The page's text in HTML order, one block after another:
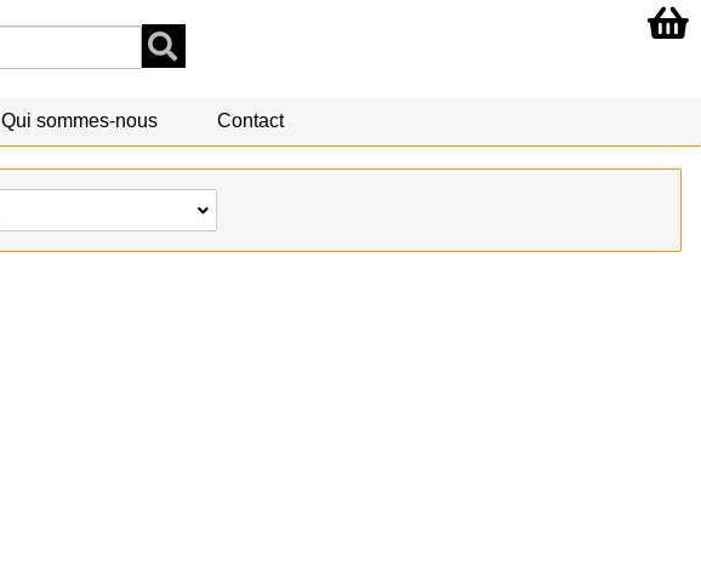
Qui sommes-nous Contact